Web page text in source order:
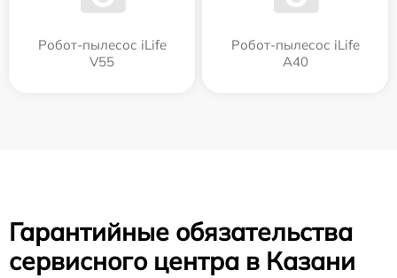
Робот-пылесос iLife
V55
Робот-пылесос iLife
A40
Гарантийные обязательства
сервисного центра в Казани